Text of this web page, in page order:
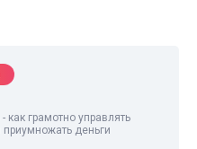
грамотно управлять
деньги